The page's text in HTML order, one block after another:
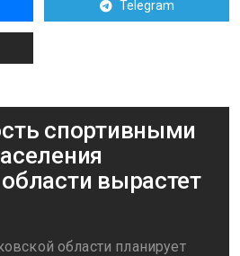
Telegram
спортивными
вырастет
области планирует